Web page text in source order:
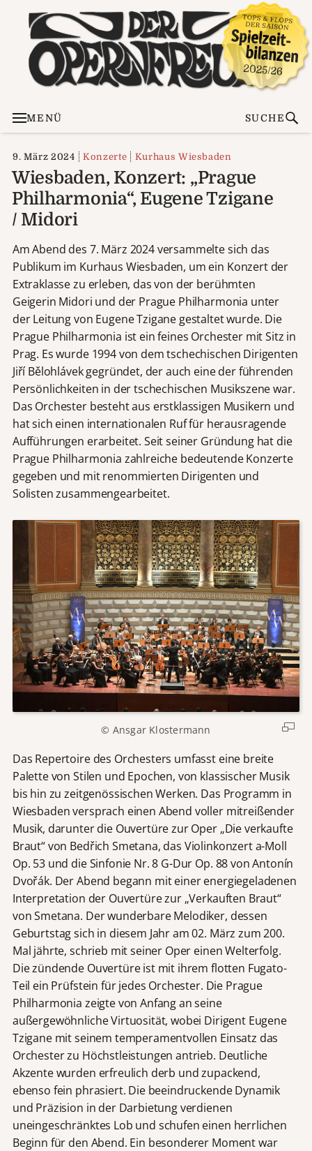
MENÜ SUCHE
9. März 2024 Konzerte Kurhaus Wiesbaden
Wiesbaden, Konzert: „Prague
Philharmonia“, Eugene Tzigane
/ Midori
Am Abend des 7. März 2024 versammelte sich das
Publikum im Kurhaus Wiesbaden, um ein Konzert der
Extraklasse zu erleben, das von der berühmten
Geigerin Midori und der Prague Philharmonia unter
der Leitung von Eugene Tzigane gestaltet wurde. Die
Prague Philharmonia ist ein feines Orchester mit Sitz in
Prag. Es wurde 1994 von dem tschechischen Dirigenten
Jiří Bělohlávek gegründet, der auch eine der führenden
Persönlichkeiten in der tschechischen Musikszene war.
Das Orchester besteht aus erstklassigen Musikern und
hat sich einen internationalen Ruf für herausragende
Aufführungen erarbeitet. Seit seiner Gründung hat die
Prague Philharmonia zahlreiche bedeutende Konzerte
gegeben und mit renommierten Dirigenten und
Solisten zusammengearbeitet.
© Ansgar Klostermann
Das Repertoire des Orchesters umfasst eine breite
Palette von Stilen und Epochen, von klassischer Musik
bis hin zu zeitgenössischen Werken. Das Programm in
Wiesbaden versprach einen Abend voller mitreißender
Musik, darunter die Ouvertüre zur Oper „Die verkaufte
Braut“ von Bedřich Smetana, das Violinkonzert a-Moll
Op. 53 und die Sinfonie Nr. 8 G-Dur Op. 88 von Antonín
Dvořák. Der Abend begann mit einer energiegeladenen
Interpretation der Ouvertüre zur „Verkauften Braut“
von Smetana. Der wunderbare Melodiker, dessen
Geburtstag sich in diesem Jahr am 02. März zum 200.
Mal jährte, schrieb mit seiner Oper einen Welterfolg.
Die zündende Ouvertüre ist mit ihrem flotten Fugato-
Teil ein Prüfstein für jedes Orchester. Die Prague
Philharmonia zeigte von Anfang an seine
außergewöhnliche Virtuosität, wobei Dirigent Eugene
Tzigane mit seinem temperamentvollen Einsatz das
Orchester zu Höchstleistungen antrieb. Deutliche
Akzente wurden erfreulich derb und zupackend,
ebenso fein phrasiert. Die beeindruckende Dynamik
und Präzision in der Darbietung verdienen
uneingeschränktes Lob und schufen einen herrlichen
Beginn für den Abend. Ein besonderer Moment war